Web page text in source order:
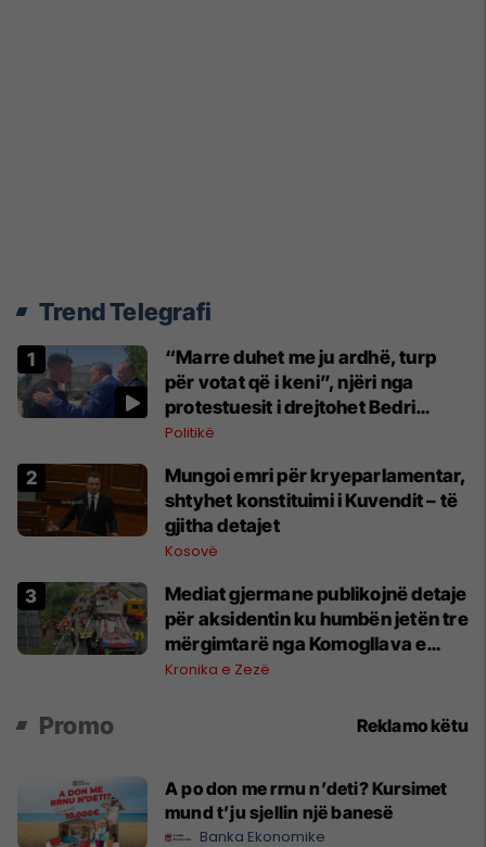
Trend Telegrafi
“Marre duhet me ju ardhë, turp
për votat që i keni”, njëri nga
protestuesit i drejtohet Bedri
Hamzës
Politikë
Mungoi emri për kryeparlamentar,
shtyhet konstituimi i Kuvendit – të
gjitha detajet
Kosovë
Mediat gjermane publikojnë detaje
për aksidentin ku humbën jetën tre
mërgimtarë nga Komogllava e
Ferizajt
Kronika e Zezë
Promo Reklamo këtu
A po don me rrnu n’deti? Kursimet
mund t’ju sjellin një banesë
Banka Ekonomike